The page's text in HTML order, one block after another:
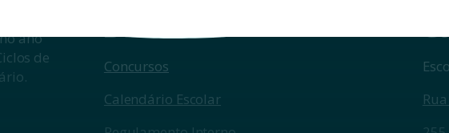
ano
de
Concursos
Calendário Escolar